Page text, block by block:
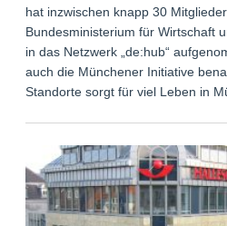
hat inzwischen knapp 30
Bundesministerium für Wirtschaft
in das Netzwerk „de:hub“
auch die Münchener Initiative
Standorte sorgt für viel Leben in